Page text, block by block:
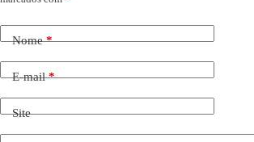
Nome*
E-mail*
Site